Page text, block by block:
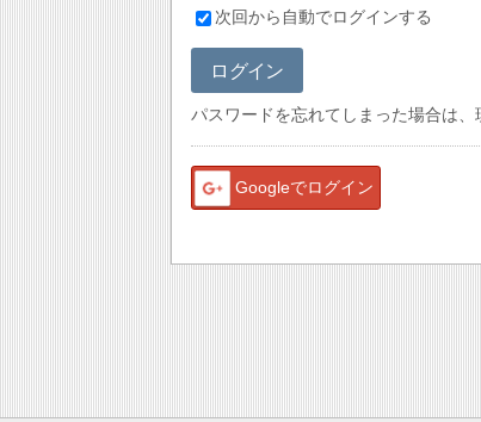
次回から自動でログインする
ログイン
パスワードを忘れてしまった場合は、
Googleでログイン